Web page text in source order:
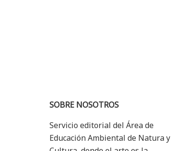
SOBRE NOSOTROS
Servicio editorial del Área de
Educación Ambiental de Natura y